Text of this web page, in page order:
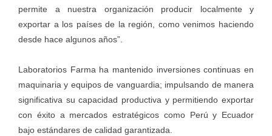
permite a nuestra organización producir localmente y
exportar a los países de la región, como venimos haciendo
desde hace algunos años”.
Laboratorios Farma ha mantenido inversiones continuas en
maquinaria y equipos de vanguardia; impulsando de manera
significativa su capacidad productiva y permitiendo exportar
con éxito a mercados estratégicos como Perú y Ecuador
bajo estándares de calidad garantizada.